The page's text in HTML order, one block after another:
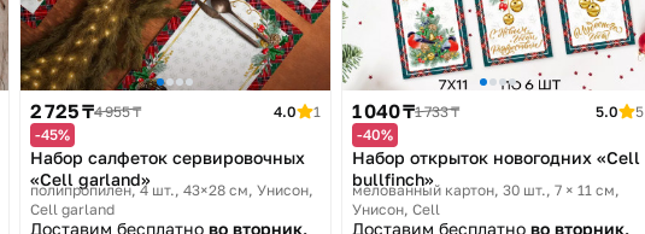
2 725 ₸4 955 ₸ 4.0
1
-45%
Набор салфеток сервировочных
«Cell garland»
полипропилен, 4 шт., 43×28 см Унисон,
Cell garland
Доставим бесплатно во вторник,
1 040 ₸1 733 ₸ 5.0
5
-40%
Набор открыток новогодних «Cell
bullfinch»
мелованный картон, 30 шт., 7 × 11 см
Унисон, Cell
Доставим бесплатно во вторник,